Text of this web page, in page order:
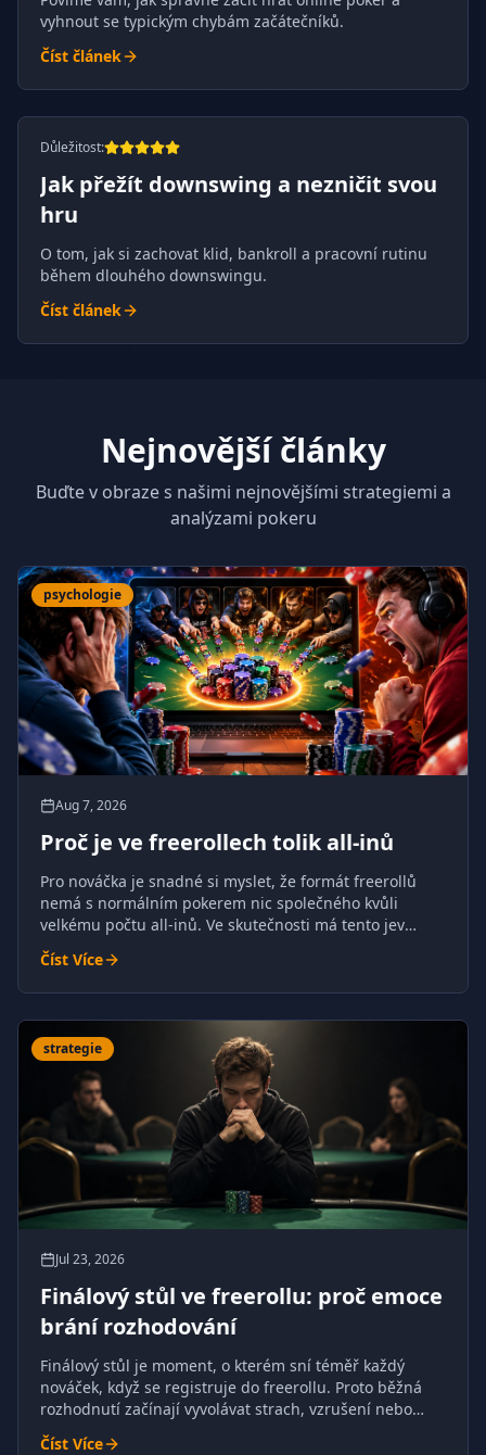
vyhnout se typickým chybám začátečníků.
Číst článek
Důležitost:
Jak přežít downswing a nezničit svou
hru
O tom, jak si zachovat klid, bankroll a pracovní rutinu
během dlouhého downswingu.
Číst článek
Nejnovější články
Buďte v obraze s našimi nejnovějšími strategiemi a
analýzami pokeru
psychologie
Aug 7, 2026
Proč je ve freerollech tolik all-inů
Pro nováčka je snadné si myslet, že formát freerollů
nemá s normálním pokerem nic společného kvůli
velkému počtu all-inů. Ve skutečnosti má tento jev
pochopitelné důvody a je pro poker naprosto přirozený.
Číst Více
strategie
Jul 23, 2026
Finálový stůl ve freerollu: proč emoce
brání rozhodování
Finálový stůl je moment, o kterém sní téměř každý
nováček, když se registruje do freerollu. Proto běžná
rozhodnutí začínají vyvolávat strach, vzrušení nebo
přehnanou sebedůvěru.
Číst Více